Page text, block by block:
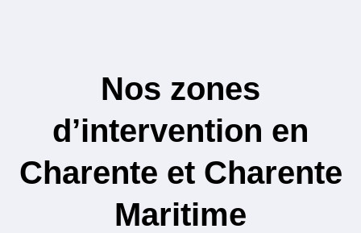
Nos zones
d’intervention en
Charente et Charente
Maritime